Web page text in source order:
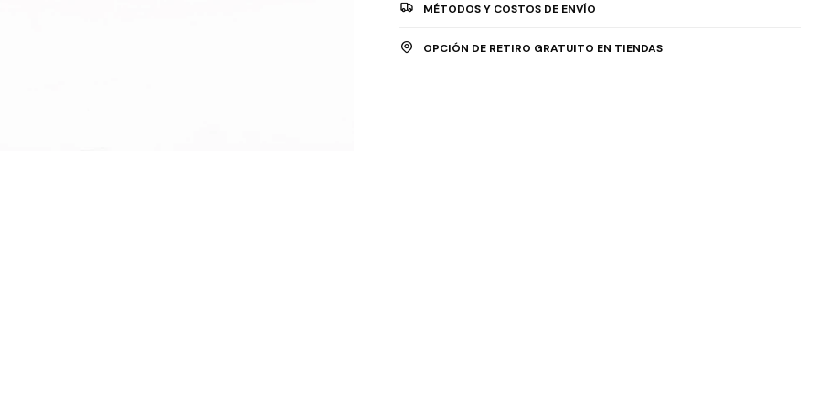
MÉTODOS Y COSTOS DE ENVÍO
OPCIÓN DE RETIRO GRATUITO EN TIENDAS